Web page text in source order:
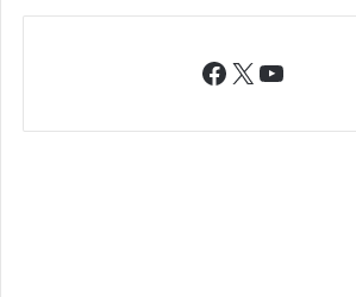
Facebook
X YouTube